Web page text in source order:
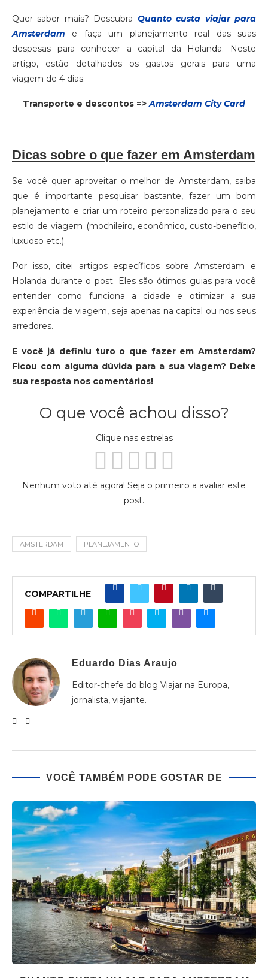
Quer saber mais? Descubra Quanto custa viajar para
Amsterdam e faça um planejamento real das suas
despesas para conhecer a capital da Holanda. Neste
artigo, estão detalhados os gastos gerais para uma
viagem de 4 dias.
Transporte e descontos =>Amsterdam City Card
Dicas sobre o que fazer em Amsterdam
Se você quer aproveitar o melhor de Amsterdam, saiba
que é importante pesquisar bastante, fazer um bom
planejamento e criar um roteiro personalizado para o seu
estilo de viagem (mochileiro, econômico, custo-benefício,
luxuoso etc.).
Por isso, citei artigos específicos sobre Amsterdam e
Holanda durante o post. Eles são ótimos guias para você
entender como funciona a cidade e otimizar a sua
experiência de viagem, seja apenas na capital ou nos seus
arredores.
E você já definiu turo o que fazer em Amsterdam?
Ficou com alguma dúvida para a sua viagem? Deixe
sua resposta nos comentários!
O que você achou disso?
Clique nas estrelas
Nenhum voto até agora! Seja o primeiro a avaliar este
post.
AMSTERDAM PLANEJAMENTO
COMPARTILHE
Eduardo Dias Araujo
Editor-chefe do blog Viajar na Europa,
jornalista, viajante.
VOCÊ TAMBÉM PODE GOSTAR DE